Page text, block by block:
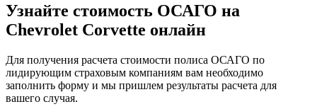
Узнайте стоимость ОСАГО на
Chevrolet Corvette онлайн
Для получения расчета стоимости полиса ОСАГО по
лидирующим страховым компаниям вам необходимо
заполнить форму и мы пришлем результаты расчета для
вашего случая.